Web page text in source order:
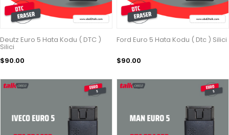
Deutz Euro 5 Hata Kodu ( DTC )
Silici
$90.00
Ford Euro 5 Hata Kodu ( Dtc ) Silici
$90.00